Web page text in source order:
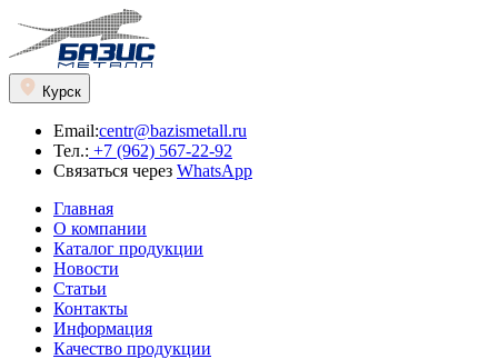
Курск
Email:centr@bazismetall.ru
Тел.: +7 (962) 567-22-92
Связаться через WhatsApp
Главная
О компании
Каталог продукции
Новости
Статьи
Контакты
Информация
Качество продукции